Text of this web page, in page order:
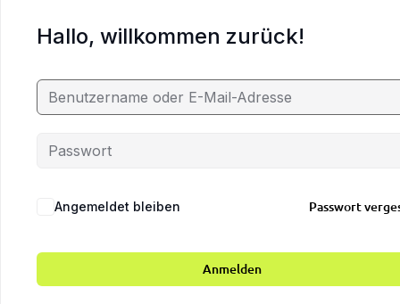
Hallo, willkommen zurück!
Angemeldet bleiben Passwort
Anmelden